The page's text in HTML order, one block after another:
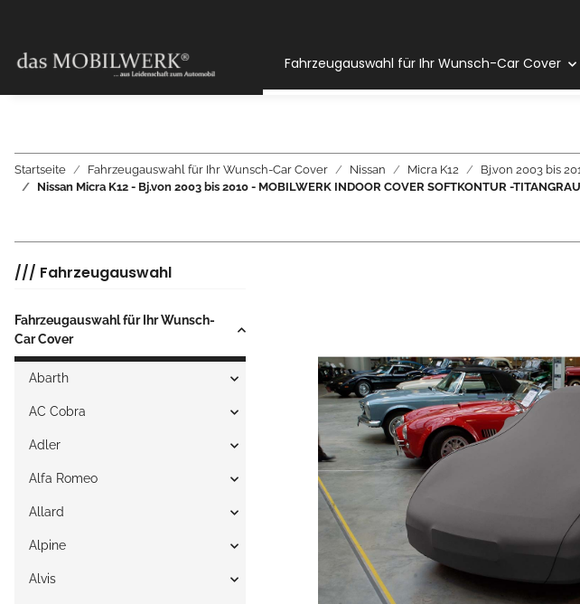
Fahrzeugauswahl für Ihr Wunsch-Car Cover
Startseite Fahrzeugauswahl für Ihr Wunsch-Car Cover Nissan Micra K12
Bj.von 2003 bis
Nissan Micra K12 - Bj.von 2003 bis 2010 - MOBILWERK INDOOR COVER SOFTKONTUR -
/// Fahrzeugauswahl
Fahrzeugauswahl für Ihr Wunsch-
Car Cover
Abarth
AC Cobra
Adler
Alfa Romeo
Allard
Alpine
Alvis